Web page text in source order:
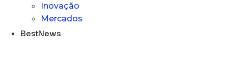
Inovação
Mercados
BestNews